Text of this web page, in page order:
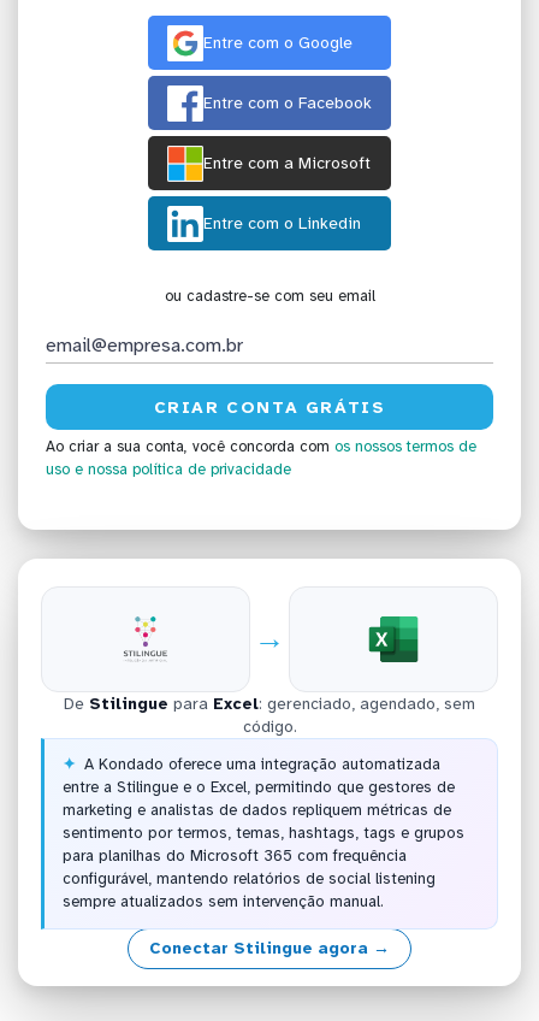
Entre com o Google
Entre com o Facebook
Entre com a Microsoft
Entre com o Linkedin
ou cadastre-se com seu email
Ao criar a sua conta, você concorda com os nossos termos de
uso e nossa política de privacidade
→
De Stilingue para Excel: gerenciado, agendado, sem
código.
A Kondado oferece uma integração automatizada
entre a Stilingue e o Excel, permitindo que gestores de
marketing e analistas de dados repliquem métricas de
sentimento por termos, temas, hashtags, tags e grupos
para planilhas do Microsoft 365 com frequência
configurável, mantendo relatórios de social listening
sempre atualizados sem intervenção manual.
Conectar Stilingue agora →